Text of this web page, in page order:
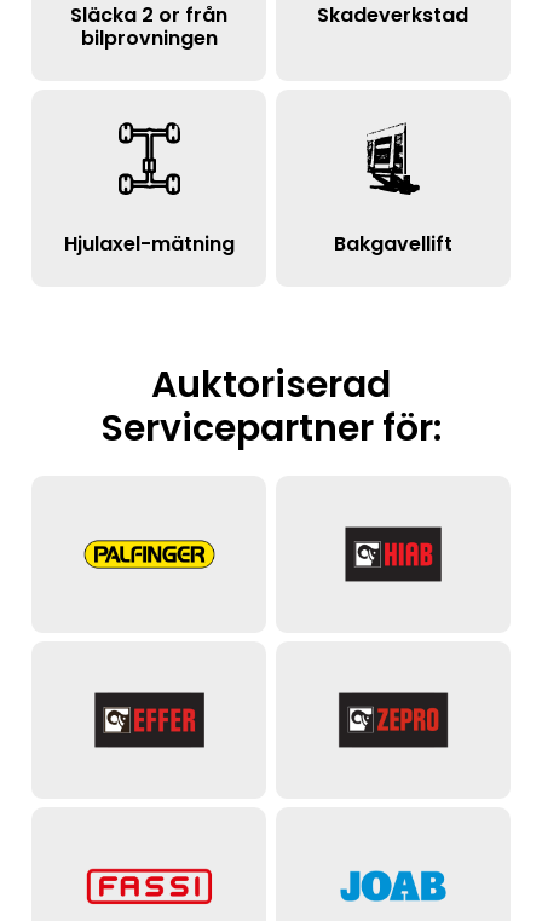
Släcka 2 or från
bilprovningen
Skadeverkstad
Hjulaxel-mätning Bakgavellift
Auktoriserad
Servicepartner för: